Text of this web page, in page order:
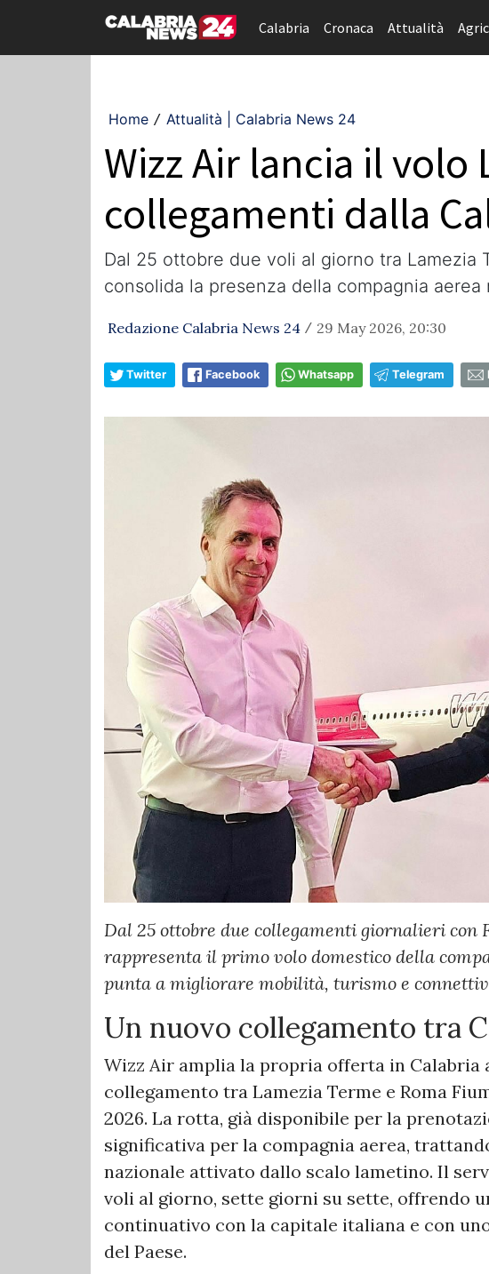
Calabria Cronaca Attualità
Home / Attualità | Calabria News 24
Wizz Air lancia il volo
collegamenti dalla
Dal 25 ottobre due voli al giorno tra Lamezia
consolida la presenza della compagnia aerea
Redazione Calabria News 24 / 29 May 2026, 20:30
Twitter Facebook Whatsapp Telegram
Dal 25 ottobre due collegamenti giornalieri con
rappresenta il primo volo domestico della
punta a migliorare mobilità, turismo e
Un nuovo collegamento tra
Wizz Air amplia la propria offerta in Calabria
collegamento tra Lamezia Terme e Roma
2026. La rotta, già disponibile per la
significativa per la compagnia aerea,
nazionale attivato dallo scalo lametino. Il
voli al giorno, sette giorni su sette, offrendo
continuativo con la capitale italiana e con
del Paese.